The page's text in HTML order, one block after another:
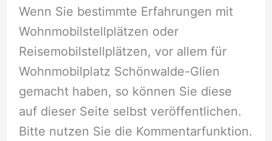
Wenn Sie bestimmte Erfahrungen mit
Wohnmobilstellplätzen oder
Reisemobilstellplätzen, vor allem für
Wohnmobilplatz Schönwalde-Glien
gemacht haben, so können Sie diese
auf dieser Seite selbst veröffentlichen.
Bitte nutzen Sie die Kommentarfunktion.